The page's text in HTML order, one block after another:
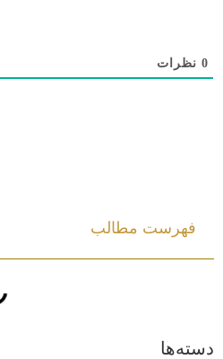
0 نظرات
فهرست مطالب
دسته‌ها